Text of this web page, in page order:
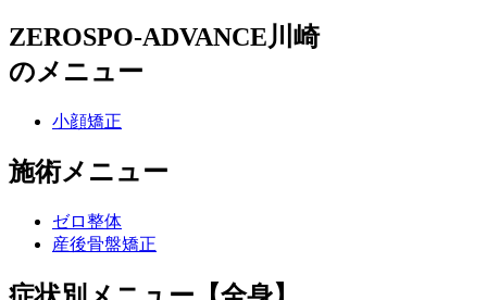
ZEROSPO-ADVANCE川崎
のメニュー
小顔矯正
施術メニュー
ゼロ整体
産後骨盤矯正